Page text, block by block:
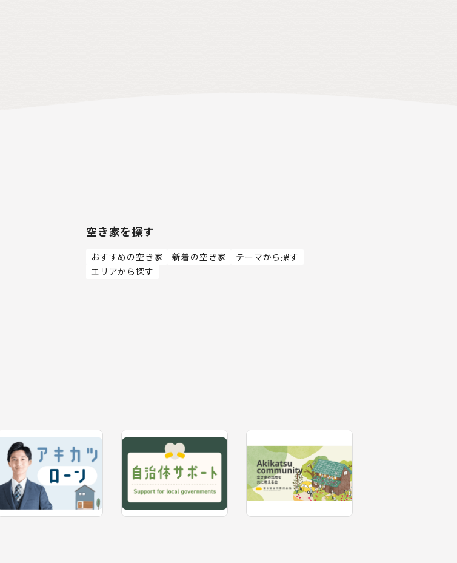
空き家を探す
おすすめの空き家 新着の空き家
テーマから探す
エリアから探す